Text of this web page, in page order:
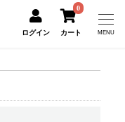
ログイン
0
カート MENU